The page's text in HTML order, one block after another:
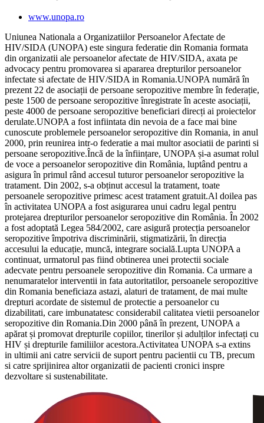
www.unopa.ro
Uniunea Nationala a Organizatiilor Persoanelor Afectate de
HIV/SIDA (UNOPA) este singura federatie din Romania formata
din organizatii ale persoanelor afectate de HIV/SIDA, axata pe
advocacy pentru promovarea si apararea drepturilor persoanelor
infectate si afectate de HIV/SIDA in Romania.UNOPA numără în
prezent 22 de asociații de persoane seropozitive membre în federație,
peste 1500 de persoane seropozitive înregistrate în aceste asociații,
peste 4000 de persoane seropozitive beneficiari direcți ai proiectelor
derulate.UNOPA a fost infiintata din nevoia de a face mai bine
cunoscute problemele persoanelor seropozitive din Romania, in anul
2000, prin reunirea intr-o federatie a mai multor asociatii de parinti si
persoane seropozitive.Încă de la înființare, UNOPA și-a asumat rolul
de voce a persoanelor seropozitive din România, luptând pentru a
asigura în primul rând accesul tuturor persoanelor seropozitive la
tratament. Din 2002, s-a obținut accesul la tratament, toate
persoanele seropozitive primesc acest tratament gratuit.Al doilea pas
în activitatea UNOPA a fost asigurarea unui cadru legal pentru
protejarea drepturilor persoanelor seropozitive din România. În 2002
a fost adoptată Legea 584/2002, care asigură protecția persoanelor
seropozitive împotriva discriminării, stigmatizării, în direcția
accesului la educație, muncă, integrare socială.Lupta UNOPA a
continuat, urmatorul pas fiind obtinerea unei protectii sociale
adecvate pentru persoanele seropozitive din Romania. Ca urmare a
nenumaratelor interventii in fata autoritatilor, persoanele seropozitive
din Romania beneficiaza astazi, alaturi de tratament, de mai multe
drepturi acordate de sistemul de protectie a persoanelor cu
dizabilitati, care imbunatatesc considerabil calitatea vietii persoanelor
seropozitive din Romania.Din 2000 până în prezent, UNOPA a
apărat și promovat drepturile copiilor, tinerilor și adulților infectați cu
HIV și drepturile familiilor acestora.Activitatea UNOPA s-a extins
in ultimii ani catre servicii de suport pentru pacientii cu TB, precum
si catre sprijinirea altor organizatii de pacienti cronici inspre
dezvoltare si sustenabilitate.